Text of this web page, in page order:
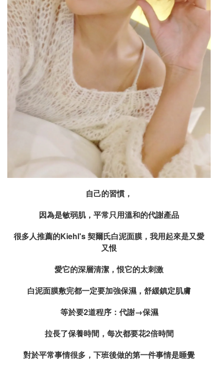
自己的習慣，
因為是敏弱肌，平常只用溫和的代謝產品
很多人推薦的Kiehl's 契爾氏白泥面膜，我用起來是又愛
又恨
愛它的深層清潔，恨它的太刺激
白泥面膜敷完都一定要加強保濕，舒緩鎮定肌膚
等於要2道程序：代謝→保濕
拉長了保養時間，每次都要花2倍時間
對於平常事情很多，下班後做的第一件事情是睡覺